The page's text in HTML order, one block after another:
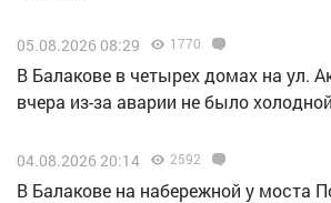
05.08.2026 08:29 1770
В Балакове в четырех домах на ул.
вчера из-за аварии не было
04.08.2026 20:14 2592
В Балакове на набережной у моста